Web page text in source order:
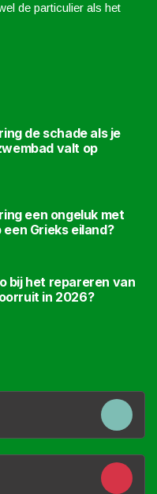
de particulier als het
de schade als je
valt op
een ongeluk met
Grieks eiland?
bij het repareren van
in 2026?